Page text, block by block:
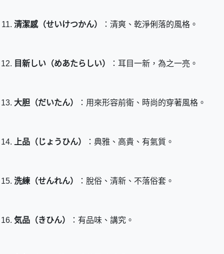
清潔感（せいけつかん） ：清爽、乾淨俐落的風格。
目新しい（めあたらしい） ：耳目一新，為之一亮。
大胆（だいたん） ：用來形容前衛、時尚的穿著風格。
上品（じょうひん） ：典雅、高貴、有氣質。
洗練（せんれん） ：脫俗、清新、不落俗套。
気品（きひん） ：有品味、講究。